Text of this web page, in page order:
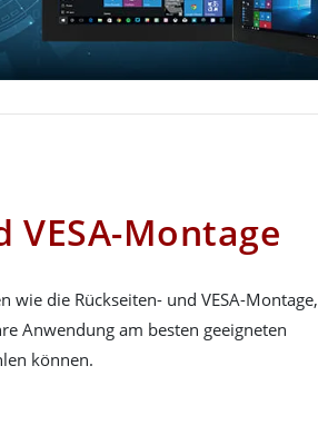
VESA-Montage
wie die Rückseiten- und VESA-Montage,
Anwendung am besten geeigneten
können.